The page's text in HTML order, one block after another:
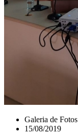
Galeria de Fotos
15/08/2019